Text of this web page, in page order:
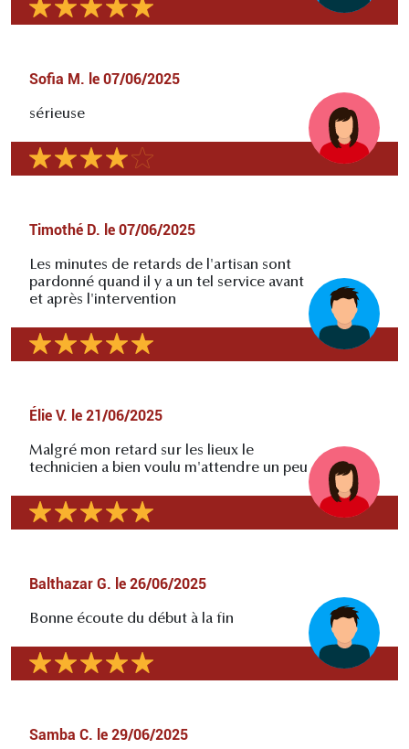
Sofia M. le 07/06/2025
sérieuse
Timothé D. le 07/06/2025
Les minutes de retards de l'artisan sont
pardonné quand il y a un tel service avant
et après l'intervention
Élie V. le 21/06/2025
Malgré mon retard sur les lieux le
technicien a bien voulu m'attendre un peu
Balthazar G. le 26/06/2025
Bonne écoute du début à la fin
Samba C. le 29/06/2025